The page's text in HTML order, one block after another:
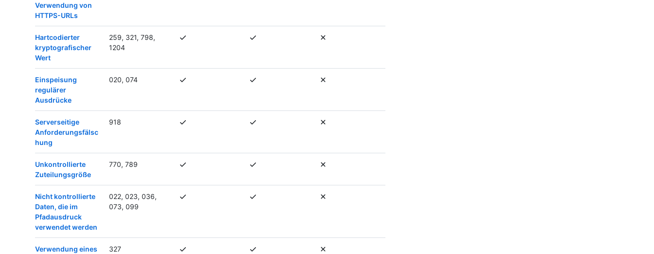
Verwendung von
HTTPS-URLs
Hartcodierter
kryptografischer
Wert
259, 321, 798,
1204
Einspeisung
regulärer
Ausdrücke
020, 074
Serverseitige
Anforderungsfälsc
hung
918
Unkontrollierte
Zuteilungsgröße
770, 789
Nicht kontrollierte
Daten, die im
Pfadausdruck
verwendet werden
022, 023, 036,
073, 099
Verwendung eines
327